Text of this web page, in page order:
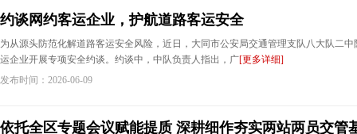
约谈网约客运企业，护航道路客运安全
为从源头防范化解道路客运安全风险，近日，大同市公安局交通管理支队八大队二
运企业开展专项安全约谈。约谈中，中队负责人指出，广[更多详细]
发布时间：2026-06-09
依托全区专题会议赋能提质 深耕细作夯实两站两员交管